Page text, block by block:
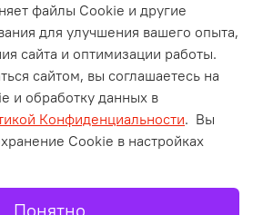
файлы Cookie и другие
для улучшения вашего опыта,
сайта и оптимизации работы.
сайтом, вы соглашаетесь на
и обработку данных в
Конфиденциальности. Вы
Cookie в настройках
Понятно